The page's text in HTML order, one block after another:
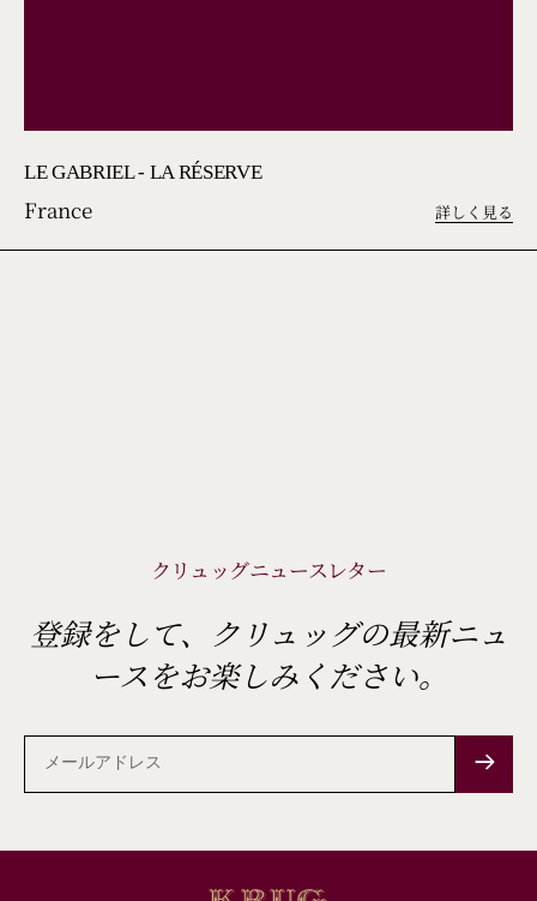
LE GABRIEL - LA RÉSERVE
France 詳しく見る
クリュッグニュースレター
登録をして、クリュッグの最新ニュ
ースをお楽しみください。
メ
ー
ル
ア
ド